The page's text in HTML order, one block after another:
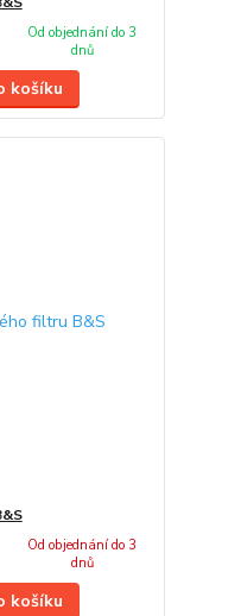
Od objednání do 3
dnů
košíku
Od objednání do 3
dnů
košíku